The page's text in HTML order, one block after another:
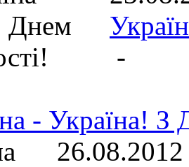
-
- Україна! З
26.08.2012